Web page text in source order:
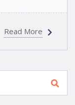
Read More